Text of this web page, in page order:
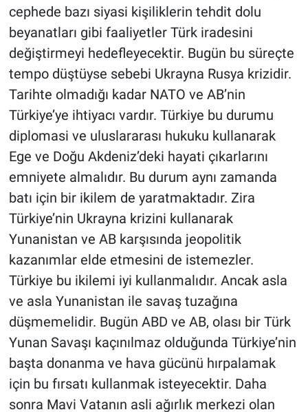
cephede bazı siyasi kişiliklerin tehdit dolu
beyanatları gibi faaliyetler Türk iradesini
değiştirmeyi hedefleyecektir. Bugün bu süreçte
tempo düştüyse sebebi Ukrayna Rusya krizidir.
Tarihte olmadığı kadar NATO ve AB’nin
Türkiye’ye ihtiyacı vardır. Türkiye bu durumu
diplomasi ve uluslararası hukuku kullanarak
Ege ve Doğu Akdeniz’deki hayati çıkarlarını
emniyete almalıdır. Bu durum aynı zamanda
batı için bir ikilem de yaratmaktadır. Zira
Türkiye’nin Ukrayna krizini kullanarak
Yunanistan ve AB karşısında jeopolitik
kazanımlar elde etmesini de istemezler.
Türkiye bu ikilemi iyi kullanmalıdır. Ancak asla
ve asla Yunanistan ile savaş tuzağına
düşmemelidir. Bugün ABD ve AB, olası bir Türk
Yunan Savaşı kaçınılmaz olduğunda Türkiye’nin
başta donanma ve hava gücünü hırpalamak
için bu fırsatı kullanmak isteyecektir. Daha
sonra Mavi Vatanın asli ağırlık merkezi olan